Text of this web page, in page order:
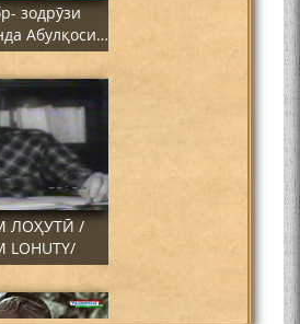
зодрӯзи
Абулқосим
ЛОҲУТӢ /
LOHUTY/